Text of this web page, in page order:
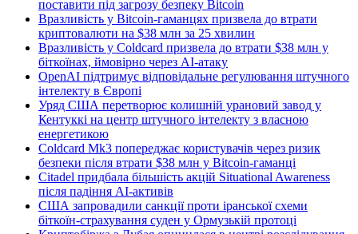
поставити під загрозу безпеку Bitcoin
Вразливість у Bitcoin-гаманцях призвела до втрати
криптовалюти на $38 млн за 25 хвилин
Вразливість у Coldcard призвела до втрати $38 млн у
біткоїнах, ймовірно через AI-атаку
OpenAI підтримує відповідальне регулювання штучного
інтелекту в Європі
Уряд США перетворює колишній урановий завод у
Кентуккі на центр штучного інтелекту з власною
енергетикою
Coldcard Mk3 попереджає користувачів через ризик
безпеки після втрати $38 млн у Bitcoin-гаманці
Citadel придбала більшість акцій Situational Awareness
після падіння AI-активів
США запровадили санкції проти іранської схеми
біткоїн-страхування суден у Ормузькій протоці